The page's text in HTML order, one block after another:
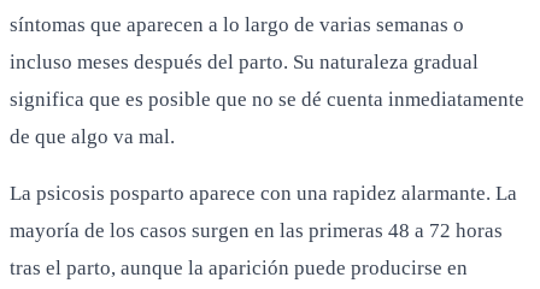
síntomas que aparecen a lo largo de varias semanas o
incluso meses después del parto. Su naturaleza gradual
significa que es posible que no se dé cuenta inmediatamente
de que algo va mal.
La psicosis posparto aparece con una rapidez alarmante. La
mayoría de los casos surgen en las primeras 48 a 72 horas
tras el parto, aunque la aparición puede producirse en